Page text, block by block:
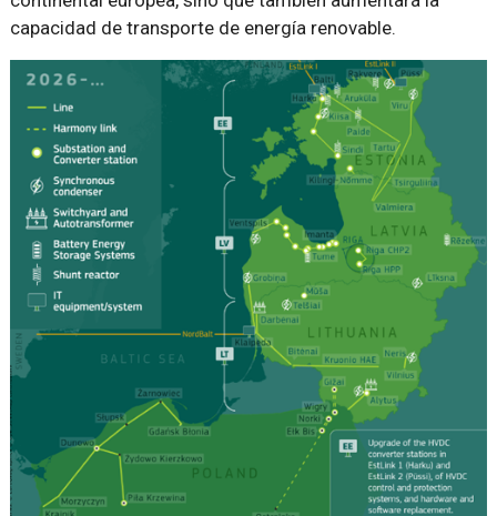
capacidad de transporte de energía renovable.